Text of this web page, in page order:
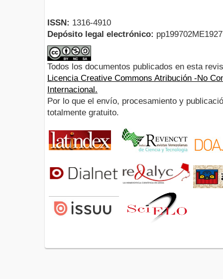
ISSN: 1316-4910
Depósito legal electrónico:
Todos los documentos publicados en esta
Licencia Creative Commons Atribución -No
Internacional.
Por lo que el envío, procesamiento y
totalmente gratuito.